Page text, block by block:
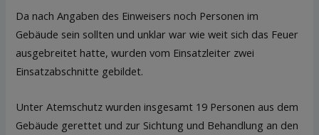
Da nach Angaben des Einweisers noch Personen im
Gebäude sein sollten und unklar war wie weit sich das Feuer
ausgebreitet hatte, wurden vom Einsatzleiter zwei
Einsatzabschnitte gebildet.
Unter Atemschutz wurden insgesamt 19 Personen aus dem
Gebäude gerettet und zur Sichtung und Behandlung an den